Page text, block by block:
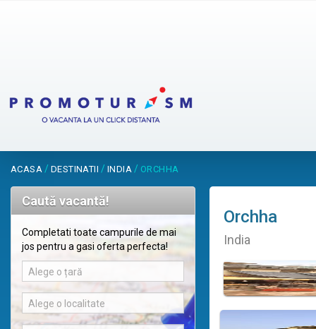
ACASA / DESTINATII / INDIA / ORCHHA
Caută vacantă!
Completati toate campurile de mai
jos pentru a gasi oferta perfecta!
Alege o țară
Alege o localitate
Orchha
India